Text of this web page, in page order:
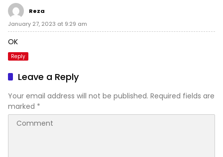
Reza
January 27, 2023 at 9:29 am
OK
Reply
Leave a Reply
Your email address will not be published. Required fields are
marked *